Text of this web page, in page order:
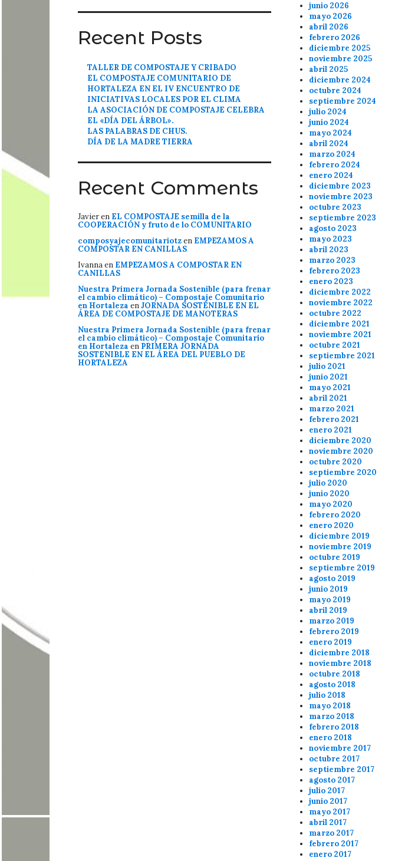
Recent Posts
TALLER DE COMPOSTAJE Y CRIBADO
EL COMPOSTAJE COMUNITARIO DE
HORTALEZA EN EL IV ENCUENTRO DE
INICIATIVAS LOCALES POR EL CLIMA
LA ASOCIACIÓN DE COMPOSTAJE CELEBRA
EL «DÍA DEL ÁRBOL».
LAS PALABRAS DE CHUS.
DÍA DE LA MADRE TIERRA
Recent Comments
Javieren EL COMPOSTAJE semilla de la
COOPERACIÓN y fruto de lo COMUNITARIO
composyajecomunitariotzen EMPEZAMOS A
COMPOSTAR EN CANILLAS
Ivannaen EMPEZAMOS A COMPOSTAR EN
CANILLAS
Nuestra Primera Jornada Sostenible (para frenar
el cambio climático) – Compostaje Comunitario
en Hortaleza enJORNADA SOSTENIBLE EN EL
ÁREA DE COMPOSTAJE DE MANOTERAS
Nuestra Primera Jornada Sostenible (para frenar
el cambio climático) – Compostaje Comunitario
en Hortaleza en PRIMERA JORNADA
SOSTENIBLE EN EL ÁREA DEL PUEBLO DE
HORTALEZA
junio 2026
mayo 2026
abril 2026
febrero 2026
diciembre 2025
noviembre 2025
abril 2025
diciembre 2024
octubre 2024
septiembre 2024
julio 2024
junio 2024
mayo 2024
abril 2024
marzo 2024
febrero 2024
enero 2024
diciembre 2023
noviembre 2023
octubre 2023
septiembre 2023
agosto 2023
mayo 2023
abril 2023
marzo 2023
febrero 2023
enero 2023
diciembre 2022
noviembre 2022
octubre 2022
diciembre 2021
noviembre 2021
octubre 2021
septiembre 2021
julio 2021
junio 2021
mayo 2021
abril 2021
marzo 2021
febrero 2021
enero 2021
diciembre 2020
noviembre 2020
octubre 2020
septiembre 2020
julio 2020
junio 2020
mayo 2020
febrero 2020
enero 2020
diciembre 2019
noviembre 2019
octubre 2019
septiembre 2019
agosto 2019
junio 2019
mayo 2019
abril 2019
marzo 2019
febrero 2019
enero 2019
diciembre 2018
noviembre 2018
octubre 2018
agosto 2018
julio 2018
mayo 2018
marzo 2018
febrero 2018
enero 2018
noviembre 2017
octubre 2017
septiembre 2017
agosto 2017
julio 2017
junio 2017
mayo 2017
abril 2017
marzo 2017
febrero 2017
enero 2017